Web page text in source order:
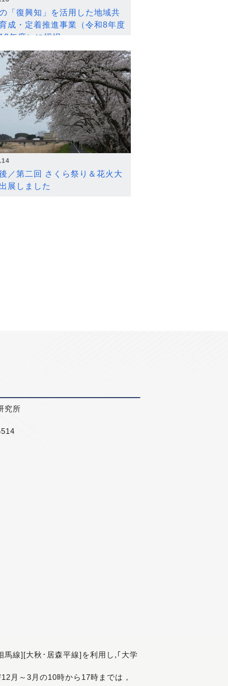
「復興知」を活用した地域共
成・定着推進事業（令和8年度
年度）に採択
／第二回 さくら祭り＆花火大
展しました
究所
線][大秋･居森平線]を利用し,｢大学
月～3月の10時から17時までは，